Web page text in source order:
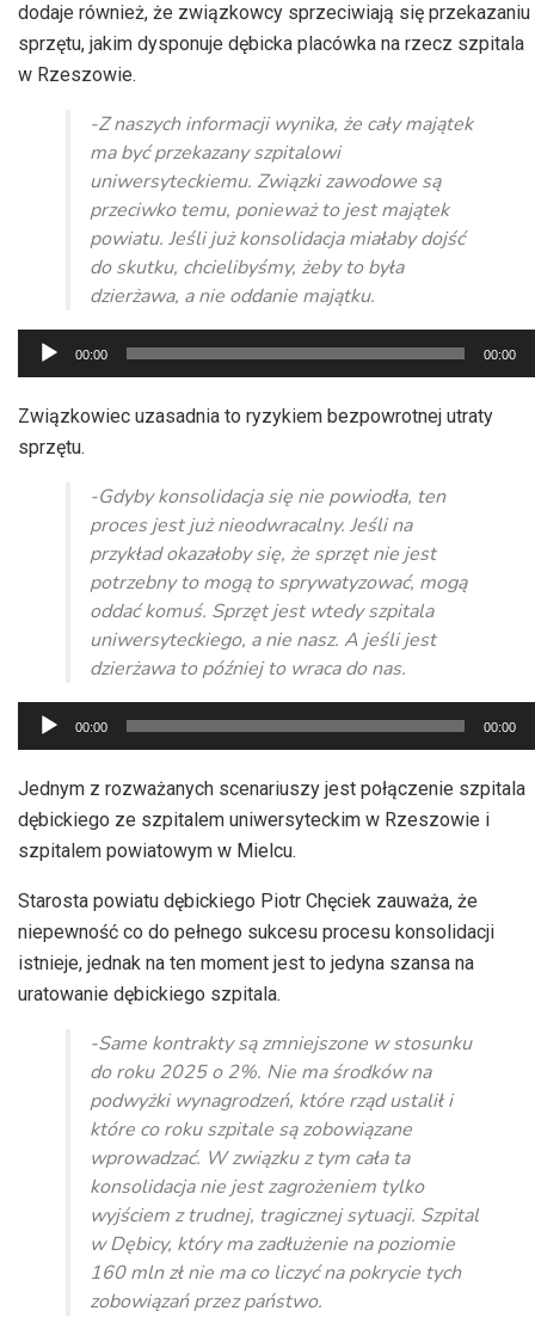
dodaje również, że związkowcy sprzeciwiają się przekazaniu
sprzętu, jakim dysponuje dębicka placówka na rzecz szpitala
w Rzeszowie.
-Z naszych informacji wynika, że cały majątek
ma być przekazany szpitalowi
uniwersyteckiemu. Związki zawodowe są
przeciwko temu, ponieważ to jest majątek
powiatu. Jeśli już konsolidacja miałaby dojść
do skutku, chcielibyśmy, żeby to była
dzierżawa, a nie oddanie majątku.
Odtwarzacz
plików
dźwiękowych
00:00 00:00
Związkowiec uzasadnia to ryzykiem bezpowrotnej utraty
sprzętu.
-Gdyby konsolidacja się nie powiodła, ten
proces jest już nieodwracalny. Jeśli na
przykład okazałoby się, że sprzęt nie jest
potrzebny to mogą to sprywatyzować, mogą
oddać komuś. Sprzęt jest wtedy szpitala
uniwersyteckiego, a nie nasz. A jeśli jest
dzierżawa to później to wraca do nas.
Odtwarzacz
plików
dźwiękowych
00:00 00:00
Jednym z rozważanych scenariuszy jest połączenie szpitala
dębickiego ze szpitalem uniwersyteckim w Rzeszowie i
szpitalem powiatowym w Mielcu.
Starosta powiatu dębickiego Piotr Chęciek zauważa, że
niepewność co do pełnego sukcesu procesu konsolidacji
istnieje, jednak na ten moment jest to jedyna szansa na
uratowanie dębickiego szpitala.
-Same kontrakty są zmniejszone w stosunku
do roku 2025 o 2%. Nie ma środków na
podwyżki wynagrodzeń, które rząd ustalił i
które co roku szpitale są zobowiązane
wprowadzać. W związku z tym cała ta
konsolidacja nie jest zagrożeniem tylko
wyjściem z trudnej, tragicznej sytuacji. Szpital
w Dębicy, który ma zadłużenie na poziomie
160 mln zł nie ma co liczyć na pokrycie tych
zobowiązań przez państwo.